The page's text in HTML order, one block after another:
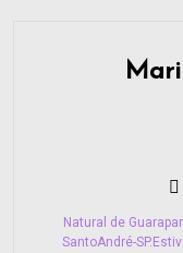
Mari
Natural de
SantoAndré-